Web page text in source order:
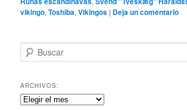
vikingo,Toshiba,Vikingos | Deja un comentario
u
c
a
r
ARCHIVOS:
Archivos: